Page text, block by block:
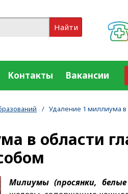
Найти
Контакты Вакансии
/ Удаление 1 миллиума
в области
Милиумы (просянки,